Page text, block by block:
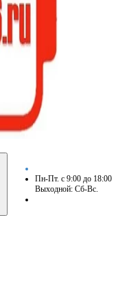
Пн-Пт. с 9:00 до 18:00
Выходной: Сб-Вс.